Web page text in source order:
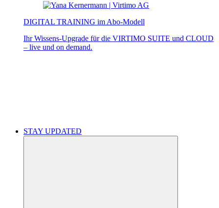
DIGITAL TRAINING im Abo-Modell
Ihr Wissens-Upgrade für die VIRTIMO SUITE und CLOUD
– live und on demand.
STAY UPDATED